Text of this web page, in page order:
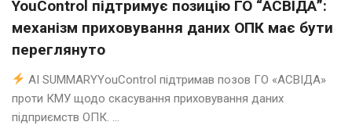
YouControl підтримує позицію ГО “АСВІДА”:
механізм приховування даних ОПК має бути
переглянуто
AI SUMMARYYouControl підтримав позов ГО «АСВІДА»
проти КМУ щодо скасування приховування даних
підприємств ОПК. ...